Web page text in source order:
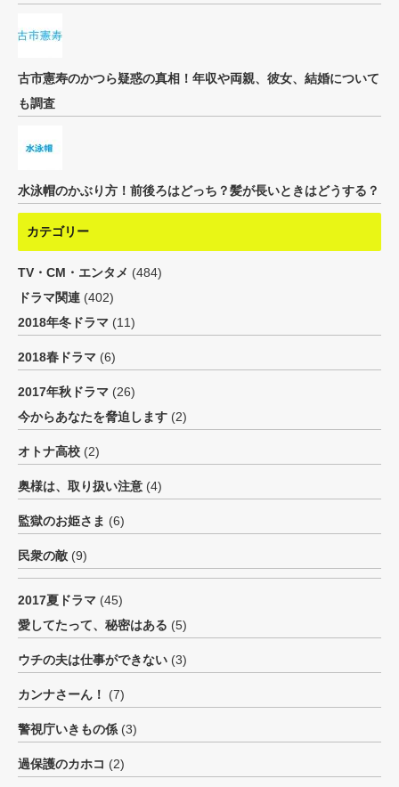
古市憲寿のかつら疑惑の真相！年収や両親、彼女、結婚について
も調査
水泳帽のかぶり方！前後ろはどっち？髪が長いときはどうする？
カテゴリー
TV・CM・エンタメ (484)
ドラマ関連 (402)
2018年冬ドラマ (11)
2018春ドラマ (6)
2017年秋ドラマ (26)
今からあなたを脅迫します (2)
オトナ高校 (2)
奥様は、取り扱い注意 (4)
監獄のお姫さま (6)
民衆の敵 (9)
2017夏ドラマ (45)
愛してたって、秘密はある (5)
ウチの夫は仕事ができない (3)
カンナさーん！ (7)
警視庁いきもの係 (3)
過保護のカホコ (2)